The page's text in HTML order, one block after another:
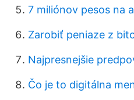
7 miliónov pesos na
Zarobiť peniaze z
Najpresnejšie
Čo je to digitálna